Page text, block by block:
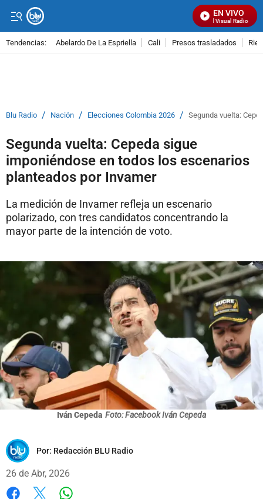
EN VIVO
Señal Visual Radio
Tendencias: Abelardo De La Espriella Cali Presos trasladados
Blu Radio / Nación / Elecciones Colombia 2026 / Segunda vuelta:
Segunda vuelta: Cepeda sigue
imponiéndose en todos los escenarios
planteados por Invamer
La medición de Invamer refleja un escenario
polarizado, con tres candidatos concentrando la
mayor parte de la intención de voto.
Iván Cepeda Foto: Facebook Iván Cepeda
Por: Redacción BLU Radio
26 de Abr, 2026